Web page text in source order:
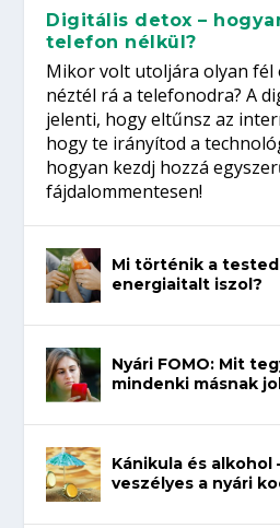
Digitális detox –
telefon nélkül?
Mikor volt utoljára olyan fél
néztél rá a telefonodra? A
jelenti, hogy eltűnsz az
hogy te irányítod a
hogyan kezdj hozzá
fájdalommentesen!
Mi történik a
energiaitalt iszol?
Nyári FOMO: Mit
mindenki másnak
Kánikula és
veszélyes a nyári